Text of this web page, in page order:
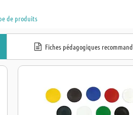
de produits
Fiches pédagogiques